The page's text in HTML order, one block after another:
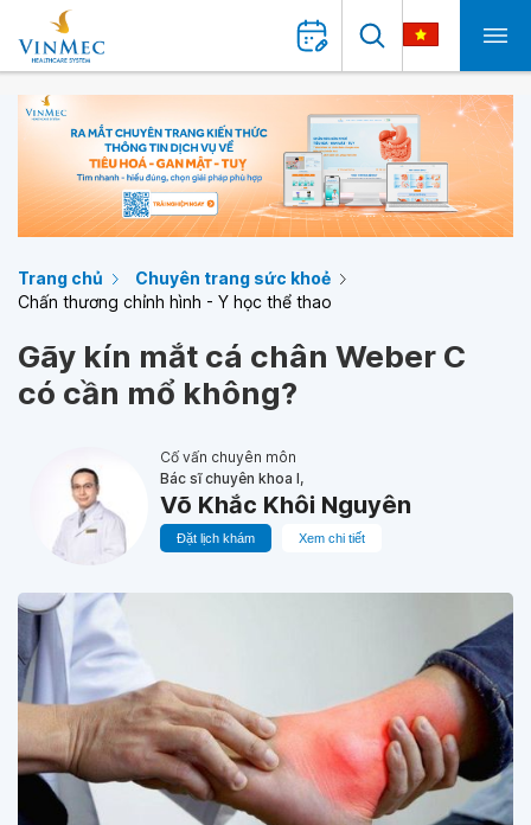
Trang chủ
Chuyên trang sức khoẻ
Chấn thương chỉnh hình - Y học thể thao
Gãy kín mắt cá chân Weber C
có cần mổ không?
Cố vấn chuyên môn
Bác sĩ chuyên khoa I,
Võ Khắc Khôi Nguyên
Đặt lịch khám Xem chi tiết